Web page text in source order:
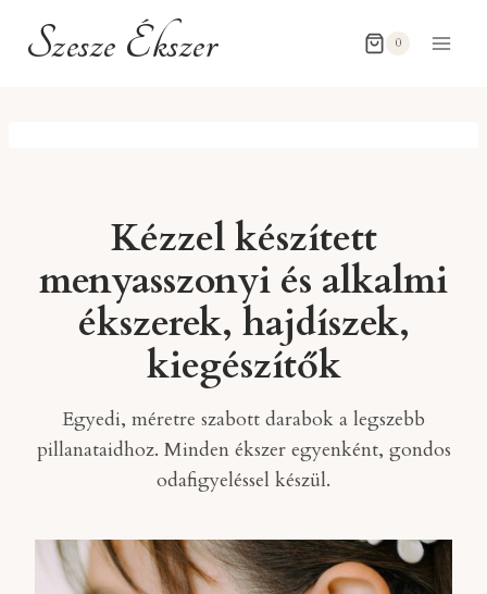
Szesze Ékszer 0
Kézzel készített
menyasszonyi és alkalmi
ékszerek, hajdíszek,
kiegészítők
Egyedi, méretre szabott darabok a legszebb
pillanataidhoz. Minden ékszer egyenként, gondos
odafigyeléssel készül.